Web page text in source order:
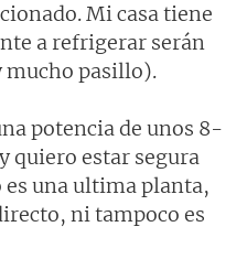
Mi casa tiene
a refrigerar serán
mucho pasillo).
potencia de unos 8-
quiero estar segura
es una ultima planta,
ni tampoco es